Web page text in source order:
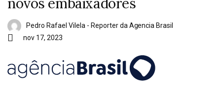
Pedro Rafael Vilela - Reporter da Agencia Brasil
nov 17, 2023